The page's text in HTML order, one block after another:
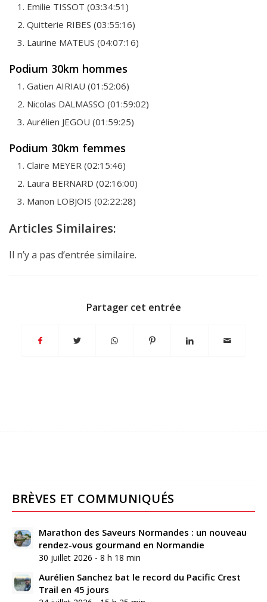
Emilie TISSOT (03:34:51)
Quitterie RIBES (03:55:16)
Laurine MATEUS (04:07:16)
Podium 30km hommes
Gatien AIRIAU (01:52:06)
Nicolas DALMASSO (01:59:02)
Aurélien JEGOU (01:59:25)
Podium 30km femmes
Claire MEYER (02:15:46)
Laura BERNARD (02:16:00)
Manon LOBJOIS (02:22:28)
Articles Similaires:
Il n’y a pas d’entrée similaire.
Partager cet entrée
BRÈVES ET COMMUNIQUÉS
Marathon des Saveurs Normandes : un nouveau
rendez-vous gourmand en Normandie
30 juillet 2026 - 8 h 18 min
Aurélien Sanchez bat le record du Pacific Crest
Trail en 45 jours